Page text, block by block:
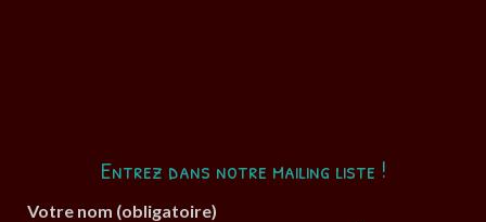
Entrez dans notre mailing liste !
Votre nom (obligatoire)